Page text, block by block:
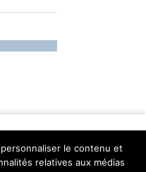
le contenu et
relatives aux médias